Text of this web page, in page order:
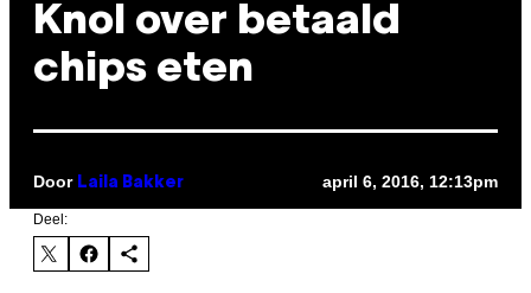
Knol over betaald
chips eten
Door Laila Bakker april 6, 2016, 12:13pm
Deel: